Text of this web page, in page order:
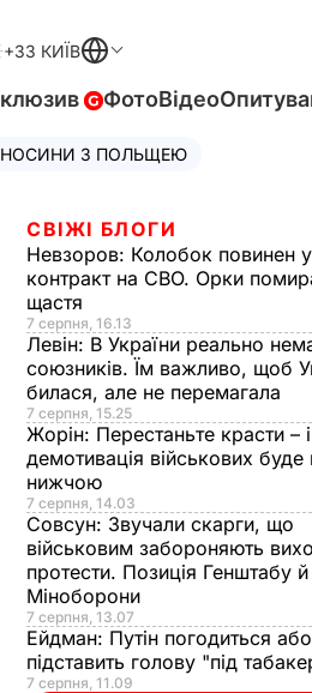
+33 КИЇВ
ФотоВідео
З ПОЛЬЩЕЮ
СВІЖІ БЛОГИ
Невзоров: Колобок повинен
контракт на СВО. Орки
щастя
7 серпня, 16.13
Левін: В України реально
союзників. Їм важливо, щоб
билася, але не перемагала
7 серпня, 15.25
Жорін: Перестаньте красти – і
демотивація військових буде
нижчою
7 серпня, 14.03
Совсун: Звучали скарги, що
військовим забороняють
протести. Позиція Генштабу й
Міноборони
7 серпня, 13.07
Ейдман: Путін погодиться або
підставить голову "під
7 серпня, 11.09